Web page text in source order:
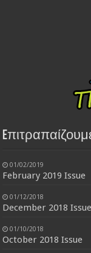
Eπιτραπαίζουμε
01/02/2019
February 2019 Issue
01/12/2018
December 2018 Issue
01/10/2018
October 2018 Issue